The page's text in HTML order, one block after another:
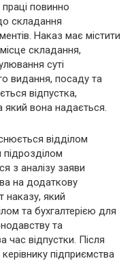
повинно
складання
Наказ має містити
складання,
суті
видання, посаду та
відпустка,
який вона надається.
відділом
з аналізу заяви
на додаткову
наказу, який
та бухгалтерією для
та
час відпустки. Після
підприємства